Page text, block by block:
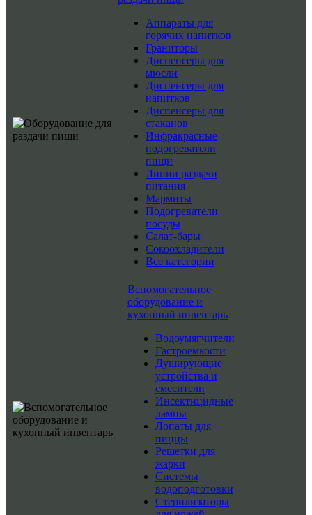
Аппараты для
горячих напитков
Граниторы
Диспенсеры для
мюсли
Диспенсеры для
напитков
Диспенсеры для
стаканов
Инфракрасные
подогреватели
пищи
Линии раздачи
питания
Мармиты
Подогреватели
посуды
Салат-бары
Сокоохладители
Все категории
Вспомогательное
оборудование и
кухонный инвентарь
Водоумягчители
Гастроемкости
Душирующие
устройства и
смесители
Инсектицидные
лампы
Лопаты для
пиццы
Решетки для
жарки
Системы
водоподготовки
Стерилизаторы